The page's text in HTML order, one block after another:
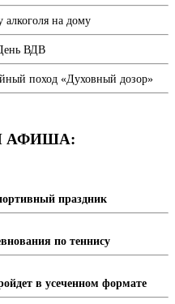
алкоголя на дому
ВДВ
поход «Духовный дозор»
АФИША:
праздник
по теннису
в усеченном формате